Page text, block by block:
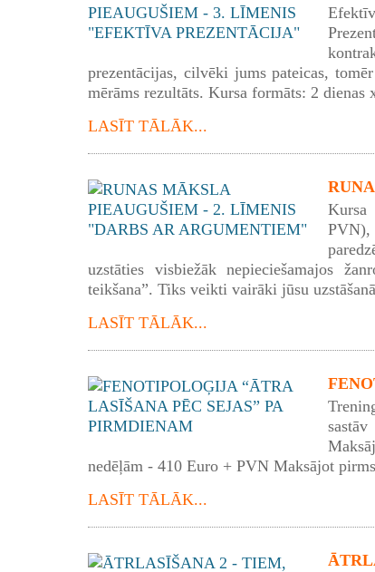
prezentācijas, cilvēki jums pateicas,
mērāms rezultāts. Kursa formāts: 2 dienas
LASĪT TĀLĀK...
Kursa
PVN),
uzstāties visbiežāk nepieciešamajos
teikšana”. Tiks veikti vairāki jūsu
LASĪT TĀLĀK...
nedēļām - 410 Euro + PVN Maksājot
LASĪT TĀLĀK...